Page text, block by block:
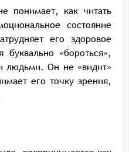
понимает, как читать
состояние
его здоровое
«бороться»,
людьми. Он не «видит»
его точку зрения,